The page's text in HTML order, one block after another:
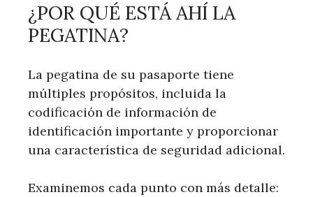
¿POR QUÉ ESTÁ AHÍ LA
PEGATINA?
La pegatina de su pasaporte tiene
múltiples propósitos, incluida la
codificación de información de
identificación importante y proporcionar
una característica de seguridad adicional.
Examinemos cada punto con más detalle: